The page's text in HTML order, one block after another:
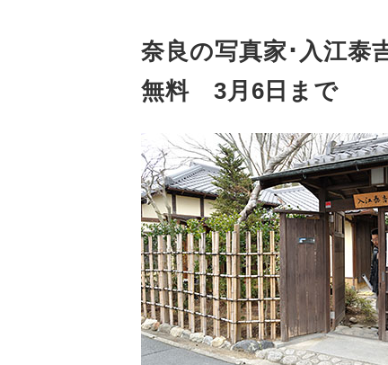
奈良の写真家･入江泰
無料 3月6日まで